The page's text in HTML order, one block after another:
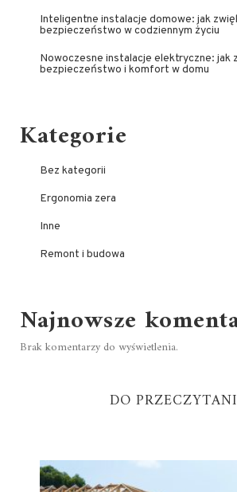
Inteligentne instalacje domowe: jak
bezpieczeństwo w codziennym życiu
Nowoczesne instalacje elektryczne: jak
bezpieczeństwo i komfort w domu
Kategorie
Bez kategorii
Ergonomia zera
Inne
Remont i budowa
Najnowsze
Brak komentarzy do wyświetlenia.
DO